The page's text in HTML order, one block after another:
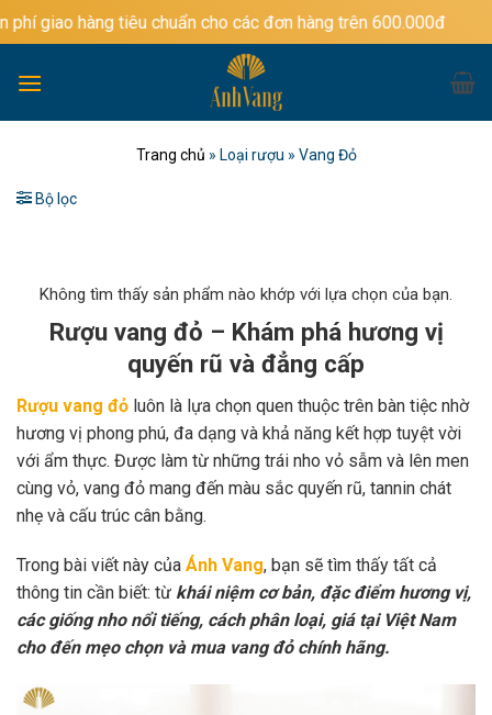
qua
dung
tiêu chuẩn cho các đơn hàng trên 600.000đ
Trang chủ » Loại rượu » Vang Đỏ
Bộ lọc
Không tìm thấy sản phẩm nào khớp với lựa chọn của bạn.
Rượu vang đỏ – Khám phá hương vị
quyến rũ và đẳng cấp
Rượu vang đỏ luôn là lựa chọn quen thuộc trên bàn tiệc nhờ
hương vị phong phú, đa dạng và khả năng kết hợp tuyệt vời
với ẩm thực. Được làm từ những trái nho vỏ sẫm và lên men
cùng vỏ, vang đỏ mang đến màu sắc quyến rũ, tannin chát
nhẹ và cấu trúc cân bằng.
Trong bài viết này của Ánh Vang, bạn sẽ tìm thấy tất cả
thông tin cần biết: từ khái niệm cơ bản, đặc điểm hương vị,
các giống nho nổi tiếng, cách phân loại, giá tại Việt Nam
cho đến mẹo chọn và mua vang đỏ chính hãng.